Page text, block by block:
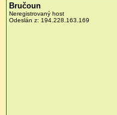
Bručoun
Neregistrovaný host
Odeslán z: 194.228.163.169